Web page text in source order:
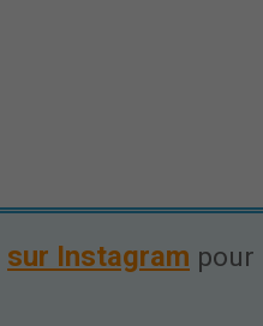
sur Instagram pour